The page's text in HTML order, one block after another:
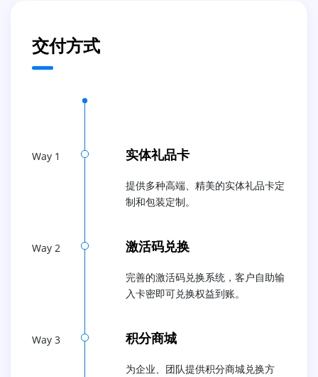
交付方式
Way 1 实体礼品卡
提供多种高端、精美的实体礼品卡定
制和包装定制。
Way 2 激活码兑换
完善的激活码兑换系统，客户自助输
入卡密即可兑换权益到账。
Way 3 积分商城
为企业、团队提供积分商城兑换方